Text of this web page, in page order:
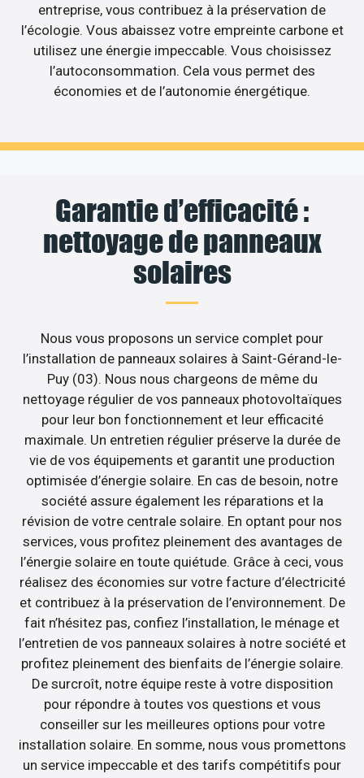
entreprise, vous contribuez à la préservation de
l’écologie. Vous abaissez votre empreinte carbone et
utilisez une énergie impeccable. Vous choisissez
l’autoconsommation. Cela vous permet des
économies et de l’autonomie énergétique.
Garantie d’efficacité :
nettoyage de panneaux
solaires
Nous vous proposons un service complet pour
l’installation de panneaux solaires à Saint-Gérand-le-
Puy (03). Nous nous chargeons de même du
nettoyage régulier de vos panneaux photovoltaïques
pour leur bon fonctionnement et leur efficacité
maximale. Un entretien régulier préserve la durée de
vie de vos équipements et garantit une production
optimisée d’énergie solaire. En cas de besoin, notre
société assure également les réparations et la
révision de votre centrale solaire. En optant pour nos
services, vous profitez pleinement des avantages de
l’énergie solaire en toute quiétude. Grâce à ceci, vous
réalisez des économies sur votre facture d’électricité
et contribuez à la préservation de l’environnement. De
fait n’hésitez pas, confiez l’installation, le ménage et
l’entretien de vos panneaux solaires à notre société et
profitez pleinement des bienfaits de l’énergie solaire.
De surcroît, notre équipe reste à votre disposition
pour répondre à toutes vos questions et vous
conseiller sur les meilleures options pour votre
installation solaire. En somme, nous vous promettons
un service impeccable et des tarifs compétitifs pour